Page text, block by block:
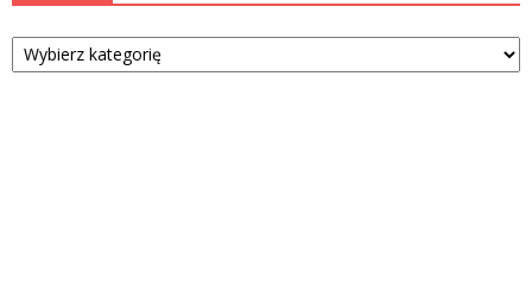
Kategorie